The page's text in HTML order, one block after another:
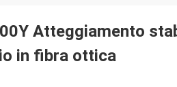
Atteggiamento
in fibra ottica